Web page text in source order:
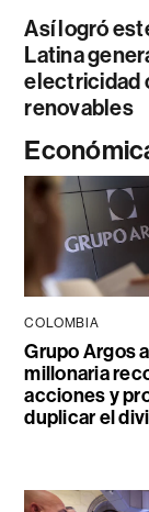
Así logró
Latina
electricidad
renovables
COLOMBIA
Grupo Argos
millonaria
acciones y
duplicar el